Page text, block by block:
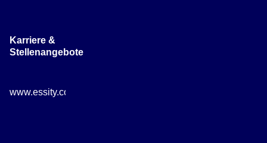
Karriere &
Stellenangebote
www.essity.com/careers